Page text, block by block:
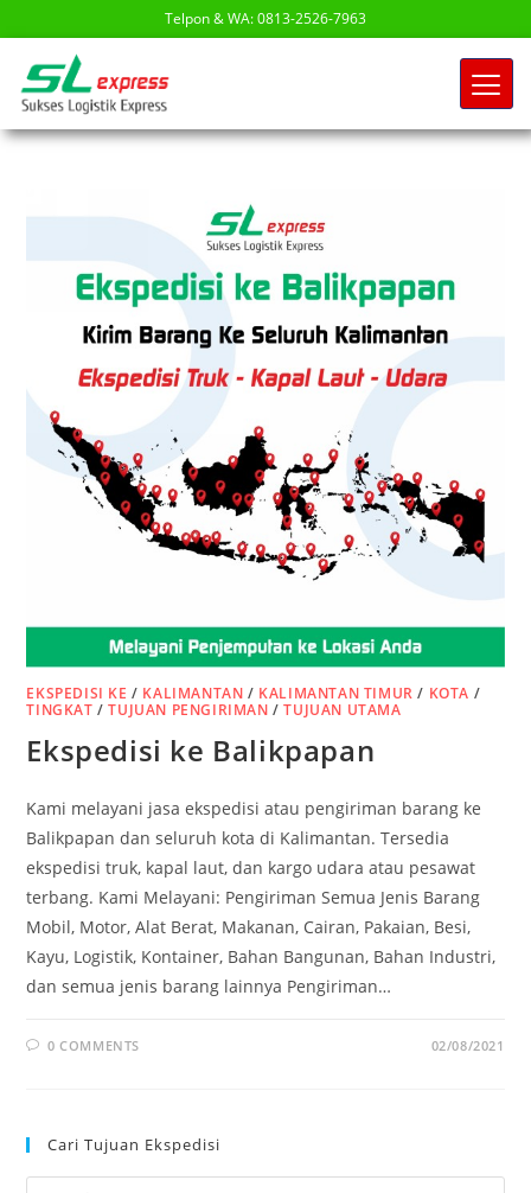
Telpon & WA: 0813-2526-7963
EKSPEDISI KE / KALIMANTAN / KALIMANTAN TIMUR / KOTA /
TINGKAT /TUJUAN PENGIRIMAN /TUJUAN UTAMA
Ekspedisi ke Balikpapan
Kami melayani jasa ekspedisi atau pengiriman barang ke
Balikpapan dan seluruh kota di Kalimantan. Tersedia
ekspedisi truk, kapal laut, dan kargo udara atau pesawat
terbang. Kami Melayani: Pengiriman Semua Jenis Barang
Mobil, Motor, Alat Berat, Makanan, Cairan, Pakaian, Besi,
Kayu, Logistik, Kontainer, Bahan Bangunan, Bahan Industri,
dan semua jenis barang lainnya Pengiriman…
0 COMMENTS 02/08/2021
Cari Tujuan Ekspedisi